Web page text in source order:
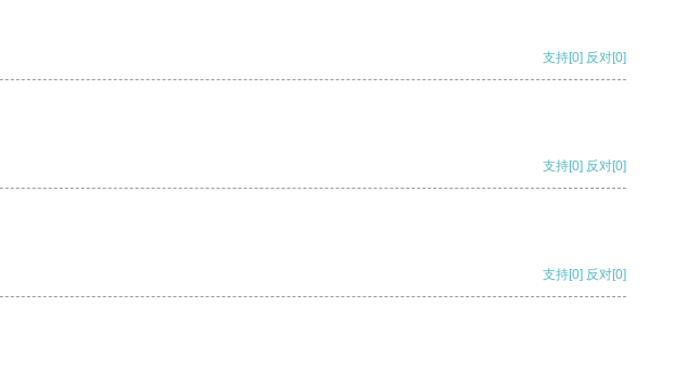
支持[0] 反对[0]
支持[0] 反对[0]
支持[0] 反对[0]